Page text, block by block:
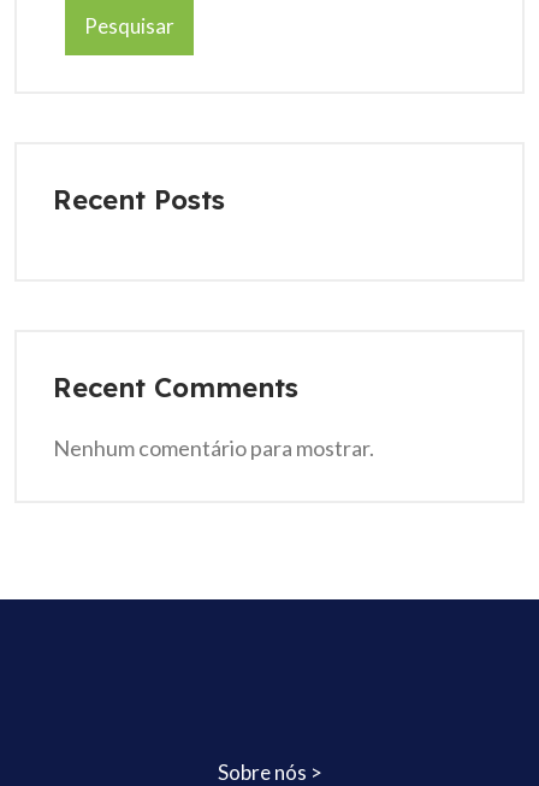
Pesquisar
Recent Posts
Recent Comments
Nenhum comentário para mostrar.
Sobre nós >